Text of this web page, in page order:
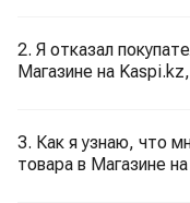
2. Я отказал
Магазине на
3. Как я узнаю, что
товара в Магазине